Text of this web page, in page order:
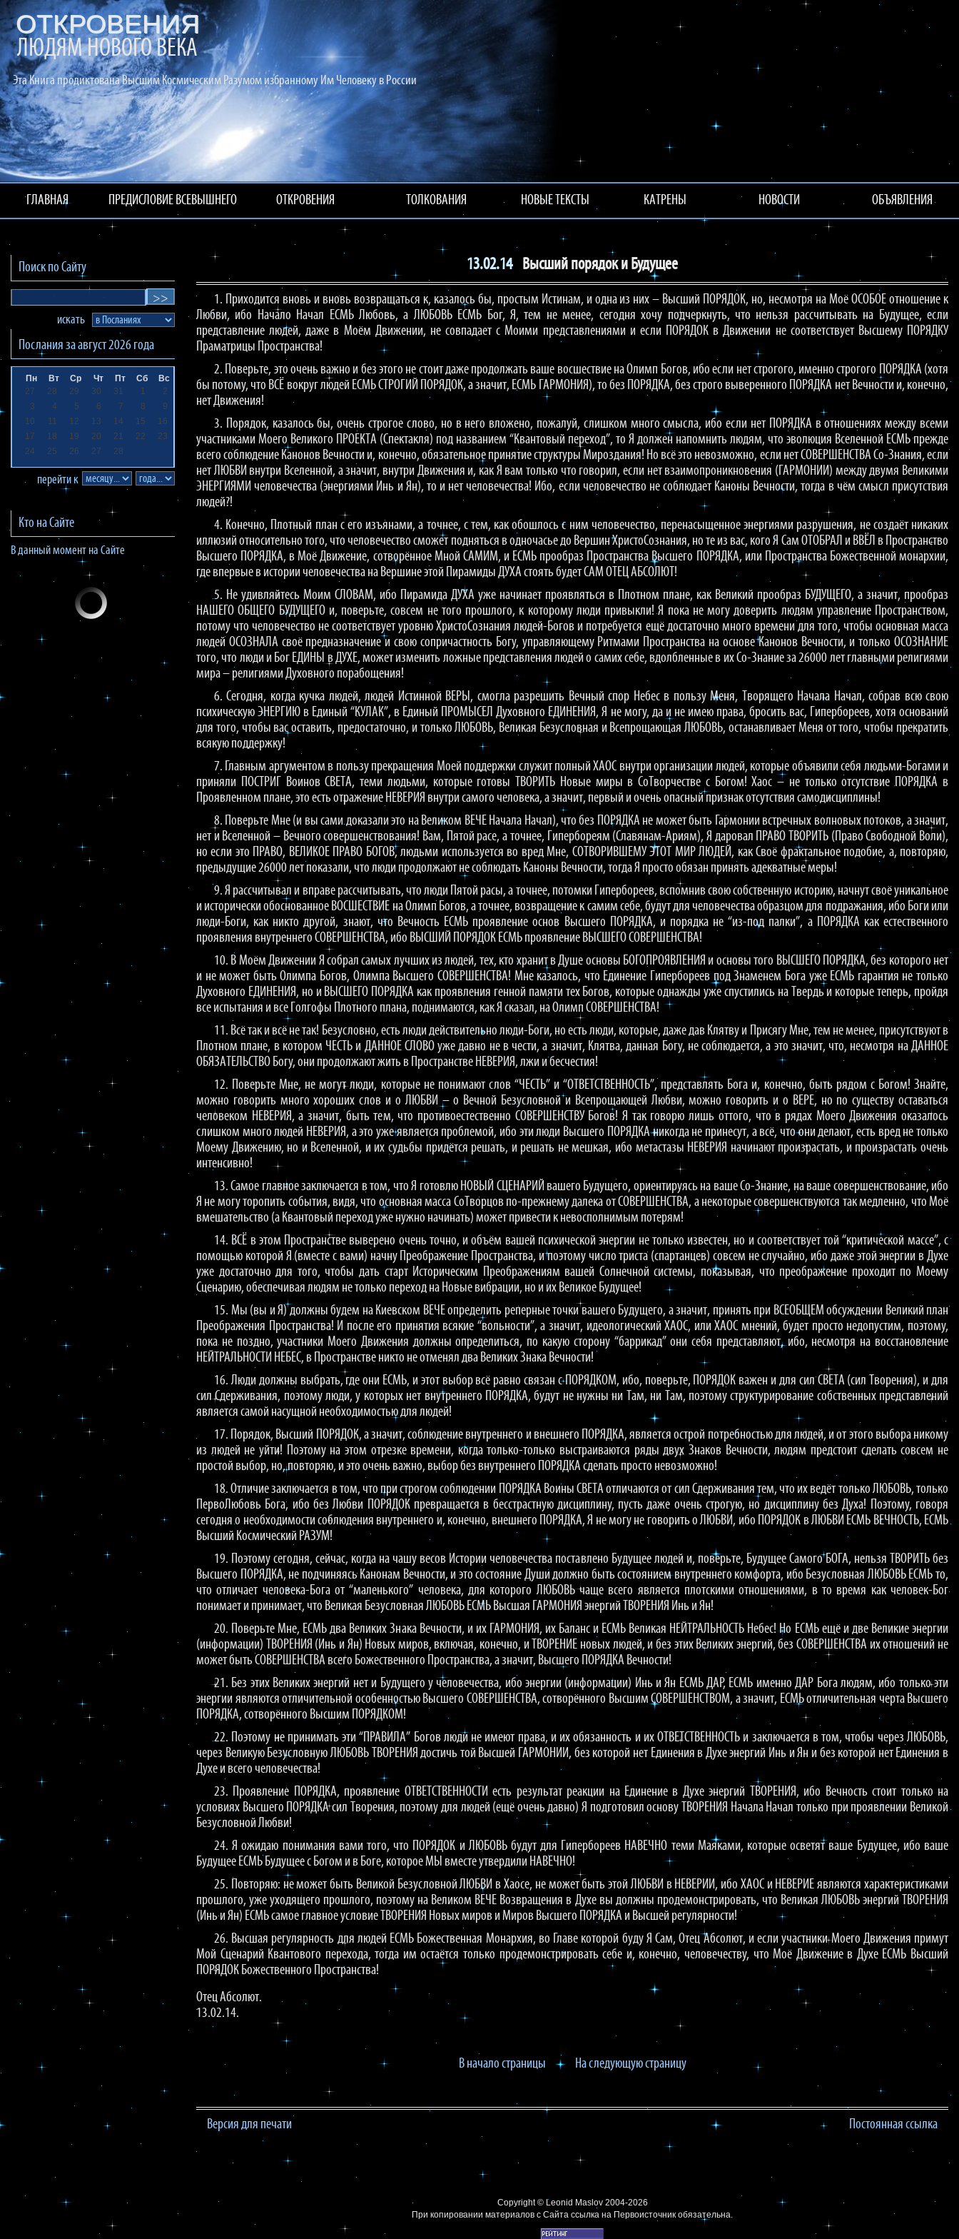
ОТКРОВЕНИЯ
ЛЮДЯМ НОВОГО ВЕКА
Эта Книга продиктована Высшим Космическим Разумом избранному Им Человеку в России
ГЛАВНАЯ ПРЕДИСЛОВИЕ ВСЕВЫШНЕГО ОТКРОВЕНИЯ ТОЛКОВАНИЯ НОВЫЕ ТЕКСТЫ КАТРЕНЫ НОВОСТИ ОБЪЯВЛЕНИЯ
Поиск по Сайту
искать
Послания заавгуст 2026 года
Пн Вт Ср Чт Пт Сб
Вс
27
28 29 30 31 1
2
3
4 5 6 7 8
9
10
11 12 13 14 15
16
17
18 19 20 21 22
23
24
25 26 27 28
перейти к
Кто на Сайте
В данный момент на Сайте
13.02.14 Высший порядок и Будущее
1. Приходится вновь и вновь возвращаться к, казалось бы, простым Истинам, и одна из них – Высший ПОРЯДОК, но, несмотря на Моё ОСОБОЕ отношение к
Любви, ибо Начало Начал ЕСМЬ Любовь, а ЛЮБОВЬ ЕСМЬ Бог, Я, тем не менее, сегодня хочу подчеркнуть, что нельзя рассчитывать на Будущее, если
представление людей, даже в Моём Движении, не совпадает с Моими представлениями и если ПОРЯДОК в Движении не соответствует Высшему ПОРЯДКУ
Праматрицы Пространства!
2. Поверьте, это очень важно и без этого не стоит даже продолжать ваше восшествие на Олимп Богов, ибо если нет строгого, именно строгого ПОРЯДКА (хотя
бы потому, что ВСЁ вокруг людей ЕСМЬ СТРОГИЙ ПОРЯДОК, а значит, ЕСМЬ ГАРМОНИЯ), то без ПОРЯДКА, без строго выверенного ПОРЯДКА нет Вечности и, конечно,
нет Движения!
3. Порядок, казалось бы, очень строгое слово, но в него вложено, пожалуй, слишком много смысла, ибо если нет ПОРЯДКА в отношениях между всеми
участниками Моего Великого ПРОЕКТА (Спектакля) под названием “Квантовый переход”, то Я должен напомнить людям, что эволюция Вселенной ЕСМЬ прежде
всего соблюдение Канонов Вечности и, конечно, обязательное принятие структуры Мироздания! Но всё это невозможно, если нет СОВЕРШЕНСТВА Со-Знания, если
нет ЛЮБВИ внутри Вселенной, а значит, внутри Движения и, как Я вам только что говорил, если нет взаимопроникновения (ГАРМОНИИ) между двумя Великими
ЭНЕРГИЯМИ человечества (энергиями Инь и Ян), то и нет человечества! Ибо, если человечество не соблюдает Каноны Вечности, тогда в чём смысл присутствия
людей?!
4. Конечно, Плотный план с его изъянами, а точнее, с тем, как обошлось с ним человечество, перенасыщенное энергиями разрушения, не создаёт никаких
иллюзий относительно того, что человечество сможет подняться в одночасье до Вершин ХристоСознания, но те из вас, кого Я Сам ОТОБРАЛ и ВВЁЛ в Пространство
Высшего ПОРЯДКА, в Моё Движение, сотворённое Мной САМИМ, и ЕСМЬ прообраз Пространства Высшего ПОРЯДКА, или Пространства Божественной монархии,
где впервые в истории человечества на Вершине этой Пирамиды ДУХА стоять будет САМ ОТЕЦ АБСОЛЮТ!
5. Не удивляйтесь Моим СЛОВАМ, ибо Пирамида ДУХА уже начинает проявляться в Плотном плане, как Великий прообраз БУДУЩЕГО, а значит, прообраз
НАШЕГО ОБЩЕГО БУДУЩЕГО и, поверьте, совсем не того прошлого, к которому люди привыкли! Я пока не могу доверить людям управление Пространством,
потому что человечество не соответствует уровню ХристоСознания людей-Богов и потребуется ещё достаточно много времени для того, чтобы основная масса
людей ОСОЗНАЛА своё предназначение и свою сопричастность Богу, управляющему Ритмами Пространства на основе Канонов Вечности, и только ОСОЗНАНИЕ
того, что люди и Бог ЕДИНЫ в ДУХЕ, может изменить ложные представления людей о самих себе, вдолбленные в их Со-Знание за 26000 лет главными религиями
мира – религиями Духовного порабощения!
6. Сегодня, когда кучка людей, людей Истинной ВЕРЫ, смогла разрешить Вечный спор Небес в пользу Меня, Творящего Начала Начал, собрав всю свою
психическую ЭНЕРГИЮ в Единый “КУЛАК”, в Единый ПРОМЫСЕЛ Духовного ЕДИНЕНИЯ, Я не могу, да и не имею права, бросить вас, Гипербореев, хотя оснований
для того, чтобы вас оставить, предостаточно, и только ЛЮБОВЬ, Великая Безусловная и Всепрощающая ЛЮБОВЬ, останавливает Меня от того, чтобы прекратить
всякую поддержку!
7. Главным аргументом в пользу прекращения Моей поддержки служит полный ХАОС внутри организации людей, которые объявили себя людьми-Богами и
приняли ПОСТРИГ Воинов СВЕТА, теми людьми, которые готовы ТВОРИТЬ Новые миры в СоТворчестве с Богом! Хаос – не только отсутствие ПОРЯДКА в
Проявленном плане, это есть отражение НЕВЕРИЯ внутри самого человека, а значит, первый и очень опасный признак отсутствия самодисциплины!
8. Поверьте Мне (и вы сами доказали это на Великом ВЕЧЕ Начала Начал), что без ПОРЯДКА не может быть Гармонии встречных волновых потоков, а значит,
нет и Вселенной – Вечного совершенствования! Вам, Пятой расе, а точнее, Гипербореям (Славянам-Ариям), Я даровал ПРАВО ТВОРИТЬ (Право Свободной Воли),
но если это ПРАВО, ВЕЛИКОЕ ПРАВО БОГОВ, людьми используется во вред Мне, СОТВОРИВШЕМУ ЭТОТ МИР ЛЮДЕЙ, как Своё фрактальное подобие, а, повторяю,
предыдущие 26000 лет показали, что люди продолжают не соблюдать Каноны Вечности, тогда Я просто обязан принять адекватные меры!
9. Я рассчитывал и вправе рассчитывать, что люди Пятой расы, а точнее, потомки Гипербореев, вспомнив свою собственную историю, начнут своё уникальное
и исторически обоснованное ВОСШЕСТВИЕ на Олимп Богов, а точнее, возвращение к самим себе, будут для человечества образцом для подражания, ибо Боги или
люди-Боги, как никто другой, знают, что Вечность ЕСМЬ проявление основ Высшего ПОРЯДКА, и порядка не “из-под палки”, а ПОРЯДКА как естественного
проявления внутреннего СОВЕРШЕНСТВА, ибо ВЫСШИЙ ПОРЯДОК ЕСМЬ проявление ВЫСШЕГО СОВЕРШЕНСТВА!
10. В Моём Движении Я собрал самых лучших из людей, тех, кто хранит в Душе основы БОГОПРОЯВЛЕНИЯ и основы того ВЫСШЕГО ПОРЯДКА, без которого нет
и не может быть Олимпа Богов, Олимпа Высшего СОВЕРШЕНСТВА! Мне казалось, что Единение Гипербореев под Знаменем Бога уже ЕСМЬ гарантия не только
Духовного ЕДИНЕНИЯ, но и ВЫСШЕГО ПОРЯДКА как проявления генной памяти тех Богов, которые однажды уже спустились на Твердь и которые теперь, пройдя
все испытания и все Голгофы Плотного плана, поднимаются, как Я сказал, на Олимп СОВЕРШЕНСТВА!
11. Всё так и всё не так! Безусловно, есть люди действительно люди-Боги, но есть люди, которые, даже дав Клятву и Присягу Мне, тем не менее, присутствуют в
Плотном плане, в котором ЧЕСТЬ и ДАННОЕ СЛОВО уже давно не в чести, а значит, Клятва, данная Богу, не соблюдается, а это значит, что, несмотря на ДАННОЕ
ОБЯЗАТЕЛЬСТВО Богу, они продолжают жить в Пространстве НЕВЕРИЯ, лжи и бесчестия!
12. Поверьте Мне, не могут люди, которые не понимают слов “ЧЕСТЬ” и “ОТВЕТСТВЕННОСТЬ”, представлять Бога и, конечно, быть рядом с Богом! Знайте,
можно говорить много хороших слов и о ЛЮБВИ – о Вечной Безусловной и Всепрощающей Любви, можно говорить и о ВЕРЕ, но по существу оставаться
человеком НЕВЕРИЯ, а значит, быть тем, что противоестественно СОВЕРШЕНСТВУ Богов! Я так говорю лишь оттого, что в рядах Моего Движения оказалось
слишком много людей НЕВЕРИЯ, а это уже является проблемой, ибо эти люди Высшего ПОРЯДКА никогда не принесут, а всё, что они делают, есть вред не только
Моему Движению, но и Вселенной, и их судьбы придётся решать, и решать не мешкая, ибо метастазы НЕВЕРИЯ начинают произрастать, и произрастать очень
интенсивно!
13. Самое главное заключается в том, что Я готовлю НОВЫЙ СЦЕНАРИЙ вашего Будущего, ориентируясь на ваше Со-Знание, на ваше совершенствование, ибо
Я не могу торопить события, видя, что основная масса СоТворцов по-прежнему далека от СОВЕРШЕНСТВА, а некоторые совершенствуются так медленно, что Моё
вмешательство (а Квантовый переход уже нужно начинать) может привести к невосполнимым потерям!
14. ВСЁ в этом Пространстве выверено очень точно, и объём вашей психической энергии не только известен, но и соответствует той “критической массе”, с
помощью которой Я (вместе с вами) начну Преображение Пространства, и поэтому число триста (спартанцев) совсем не случайно, ибо даже этой энергии в Духе
уже достаточно для того, чтобы дать старт Историческим Преображениям вашей Солнечной системы, показывая, что преображение проходит по Моему
Сценарию, обеспечивая людям не только переход на Новые вибрации, но и их Великое Будущее!
15. Мы (вы и Я) должны будем на Киевском ВЕЧЕ определить реперные точки вашего Будущего, а значит, принять при ВСЕОБЩЕМ обсуждении Великий план
Преображения Пространства! И после его принятия всякие “вольности”, а значит, идеологический ХАОС, или ХАОС мнений, будет просто недопустим, поэтому,
пока не поздно, участники Моего Движения должны определиться, по какую сторону “баррикад” они себя представляют, ибо, несмотря на восстановление
НЕЙТРАЛЬНОСТИ НЕБЕС, в Пространстве никто не отменял два Великих Знака Вечности!
16. Люди должны выбрать, где они ЕСМЬ, и этот выбор всё равно связан с ПОРЯДКОМ, ибо, поверьте, ПОРЯДОК важен и для сил СВЕТА (сил Творения), и для
сил Сдерживания, поэтому люди, у которых нет внутреннего ПОРЯДКА, будут не нужны ни Там, ни Там, поэтому структурирование собственных представлений
является самой насущной необходимостью для людей!
17. Порядок, Высший ПОРЯДОК, а значит, соблюдение внутреннего и внешнего ПОРЯДКА, является острой потребностью для людей, и от этого выбора никому
из людей не уйти! Поэтому на этом отрезке времени, когда только-только выстраиваются ряды двух Знаков Вечности, людям предстоит сделать совсем не
простой выбор, но, повторяю, и это очень важно, выбор без внутреннего ПОРЯДКА сделать просто невозможно!
18. Отличие заключается в том, что при строгом соблюдении ПОРЯДКА Воины СВЕТА отличаются от сил Сдерживания тем, что их ведёт только ЛЮБОВЬ, только
ПервоЛюбовь Бога, ибо без Любви ПОРЯДОК превращается в бесстрастную дисциплину, пусть даже очень строгую, но дисциплину без Духа! Поэтому, говоря
сегодня о необходимости соблюдения внутреннего и, конечно, внешнего ПОРЯДКА, Я не могу не говорить о ЛЮБВИ, ибо ПОРЯДОК в ЛЮБВИ ЕСМЬ ВЕЧНОСТЬ, ЕСМЬ
Высший Космический РАЗУМ!
19. Поэтому сегодня, сейчас, когда на чашу весов Истории человечества поставлено Будущее людей и, поверьте, Будущее Самого БОГА, нельзя ТВОРИТЬ без
Высшего ПОРЯДКА, не подчиняясь Канонам Вечности, и это состояние Души должно быть состоянием внутреннего комфорта, ибо Безусловная ЛЮБОВЬ ЕСМЬ то,
что отличает человека-Бога от “маленького” человека, для которого ЛЮБОВЬ чаще всего является плотскими отношениями, в то время как человек-Бог
понимает и принимает, что Великая Безусловная ЛЮБОВЬ ЕСМЬ Высшая ГАРМОНИЯ энергий ТВОРЕНИЯ Инь и Ян!
20. Поверьте Мне, ЕСМЬ два Великих Знака Вечности, и их ГАРМОНИЯ, их Баланс и ЕСМЬ Великая НЕЙТРАЛЬНОСТЬ Небес! Но ЕСМЬ ещё и две Великие энергии
(информации) ТВОРЕНИЯ (Инь и Ян) Новых миров, включая, конечно, и ТВОРЕНИЕ новых людей, и без этих Великих энергий, без СОВЕРШЕНСТВА их отношений не
может быть СОВЕРШЕНСТВА всего Божественного Пространства, а значит, Высшего ПОРЯДКА Вечности!
21. Без этих Великих энергий нет и Будущего у человечества, ибо энергии (информации) Инь и Ян ЕСМЬ ДАР, ЕСМЬ именно ДАР Бога людям, ибо только эти
энергии являются отличительной особенностью Высшего СОВЕРШЕНСТВА, сотворённого Высшим СОВЕРШЕНСТВОМ, а значит, ЕСМЬ отличительная черта Высшего
ПОРЯДКА, сотворённого Высшим ПОРЯДКОМ!
22. Поэтому не принимать эти “ПРАВИЛА” Богов люди не имеют права, и их обязанность и их ОТВЕТСТВЕННОСТЬ и заключается в том, чтобы через ЛЮБОВЬ,
через Великую Безусловную ЛЮБОВЬ ТВОРЕНИЯ достичь той Высшей ГАРМОНИИ, без которой нет Единения в Духе энергий Инь и Ян и без которой нет Единения в
Духе и всего человечества!
23. Проявление ПОРЯДКА, проявление ОТВЕТСТВЕННОСТИ есть результат реакции на Единение в Духе энергий ТВОРЕНИЯ, ибо Вечность стоит только на
условиях Высшего ПОРЯДКА сил Творения, поэтому для людей (ещё очень давно) Я подготовил основу ТВОРЕНИЯ Начала Начал только при проявлении Великой
Безусловной Любви!
24. Я ожидаю понимания вами того, что ПОРЯДОК и ЛЮБОВЬ будут для Гипербореев НАВЕЧНО теми Маяками, которые осветят ваше Будущее, ибо ваше
Будущее ЕСМЬ Будущее с Богом и в Боге, которое МЫ вместе утвердили НАВЕЧНО!
25. Повторяю: не может быть Великой Безусловной ЛЮБВИ в Хаосе, не может быть этой ЛЮБВИ в НЕВЕРИИ, ибо ХАОС и НЕВЕРИЕ являются характеристиками
прошлого, уже уходящего прошлого, поэтому на Великом ВЕЧЕ Возвращения в Духе вы должны продемонстрировать, что Великая ЛЮБОВЬ энергий ТВОРЕНИЯ
(Инь и Ян) ЕСМЬ самое главное условие ТВОРЕНИЯ Новых миров и Миров Высшего ПОРЯДКА и Высшей регулярности!
26. Высшая регулярность для людей ЕСМЬ Божественная Монархия, во Главе которой буду Я Сам, Отец Абсолют, и если участники Моего Движения примут
Мой Сценарий Квантового перехода, тогда им остаётся только продемонстрировать себе и, конечно, человечеству, что Моё Движение в Духе ЕСМЬ Высший
ПОРЯДОК Божественного Пространства!
Отец Абсолют.
13.02.14.
В начало страницы На следующую страницу
Версия для печати Постоянная ссылка
Copyright © Leonid Maslov2004-2026
При копировании материалов с Сайта ссылка на Первоисточник обязательна.